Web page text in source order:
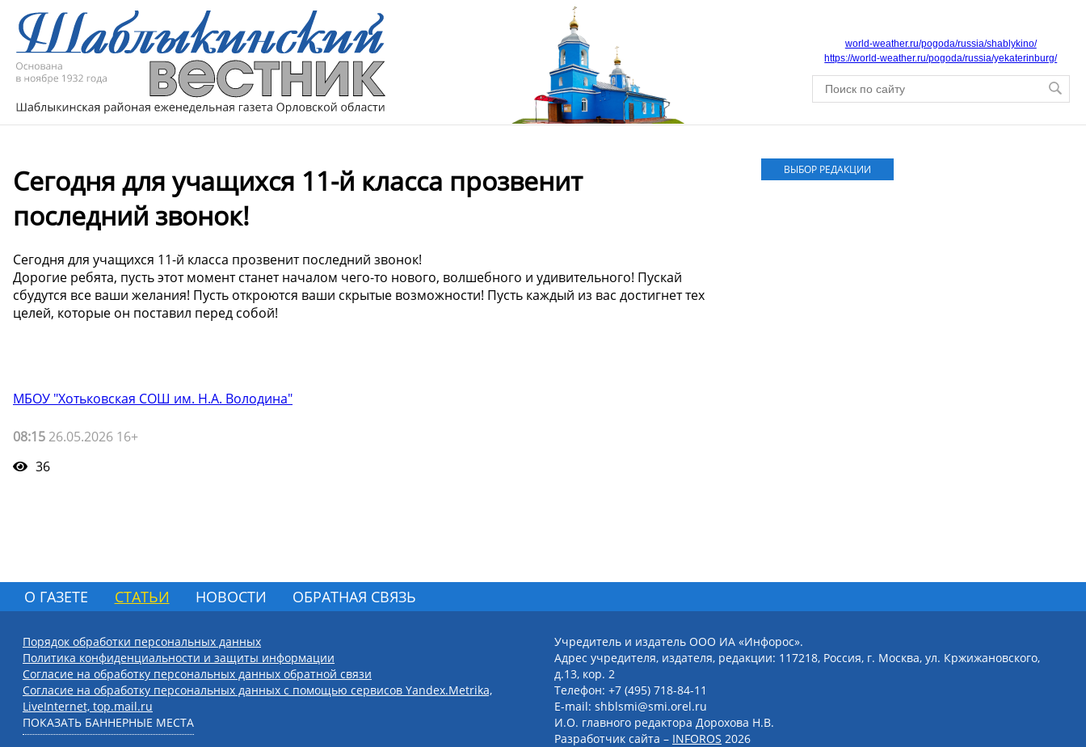
world-weather.ru/pogoda/russia/shablykino/
https://world-weather.ru/pogoda/russia/yekaterinburg/
Сегодня для учащихся 11-й класса прозвенит
последний звонок!
Сегодня для учащихся 11-й класса прозвенит последний звонок!
Дорогие ребята, пусть этот момент станет началом чего-то нового, волшебного и удивительного! Пускай
сбудутся все ваши желания! Пусть откроются ваши скрытые возможности! Пусть каждый из вас достигнет тех
целей, которые он поставил перед собой!
МБОУ "Хотьковская СОШ им. Н.А. Володина"
08:15 26.05.2026 16+
36
ВЫБОР РЕДАКЦИИ
О ГАЗЕТЕ СТАТЬИ НОВОСТИ ОБРАТНАЯ СВЯЗЬ
Порядок обработки персональных данных
Политика конфиденциальности и защиты информации
Согласие на обработку персональных данных обратной связи
Согласие на обработку персональных данных с помощью сервисов Yandex.Metrika,
LiveInternet, top.mail.ru
ПОКАЗАТЬ БАННЕРНЫЕ МЕСТА
Учредитель и издатель ООО ИА «Инфорос».
Адрес учредителя, издателя, редакции: 117218, Россия, г. Москва, ул. Кржижановского,
д.13, кор. 2
Телефон: +7 (495) 718-84-11
E-mail: shblsmi@smi.orel.ru
И.О. главного редактора Дорохова Н.В.
Разработчик сайта – INFOROS 2026